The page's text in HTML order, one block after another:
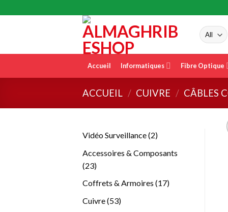
to
Accueil Informatiques Fibre Optique
ACCUEIL / CUIVRE / CÂBLES
Vidéo Surveillance 22
Accessoires & Composants
2323
Coffrets & Armoires 1717
Cuivre 5353